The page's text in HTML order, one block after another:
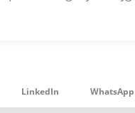
LinkedIn WhatsApp